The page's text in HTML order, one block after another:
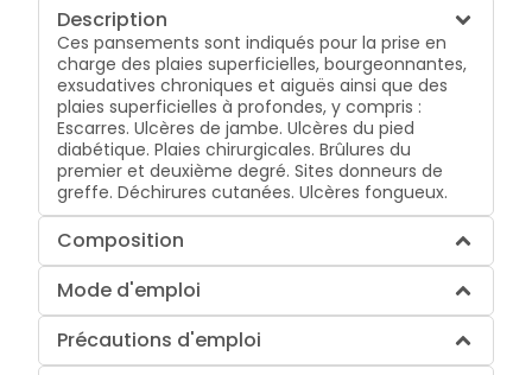
Description
Ces pansements sont indiqués pour la prise en
charge des plaies superficielles, bourgeonnantes,
exsudatives chroniques et aiguës ainsi que des
plaies superficielles à profondes, y compris :
Escarres. Ulcères de jambe. Ulcères du pied
diabétique. Plaies chirurgicales. Brûlures du
premier et deuxième degré. Sites donneurs de
greffe. Déchirures cutanées. Ulcères fongueux.
Composition
Mode d'emploi
Précautions d'emploi